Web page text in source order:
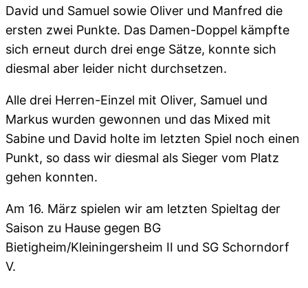
David und Samuel sowie Oliver und Manfred die
ersten zwei Punkte. Das Damen-Doppel kämpfte
sich erneut durch drei enge Sätze, konnte sich
diesmal aber leider nicht durchsetzen.
Alle drei Herren-Einzel mit Oliver, Samuel und
Markus wurden gewonnen und das Mixed mit
Sabine und David holte im letzten Spiel noch einen
Punkt, so dass wir diesmal als Sieger vom Platz
gehen konnten.
Am 16. März spielen wir am letzten Spieltag der
Saison zu Hause gegen BG
Bietigheim/Kleiningersheim II und SG Schorndorf
V.